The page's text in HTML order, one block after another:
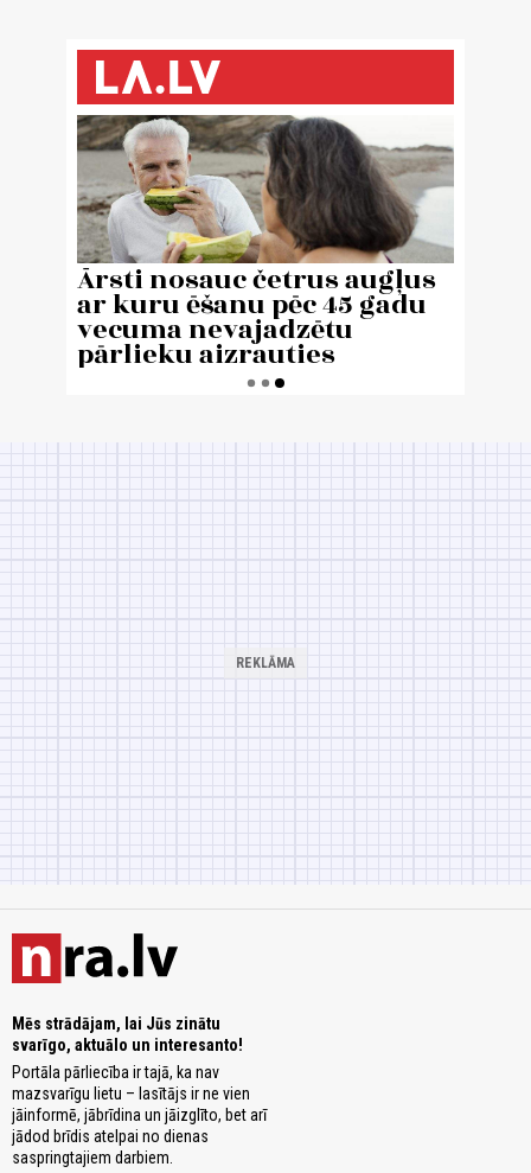
Mēs strādājam, lai Jūs zinātu
svarīgo, aktuālo un interesanto!
Portāla pārliecība ir tajā, ka nav
mazsvarīgu lietu – lasītājs ir ne vien
jāinformē, jābrīdina un jāizglīto, bet arī
jādod brīdis atelpai no dienas
saspringtajiem darbiem.